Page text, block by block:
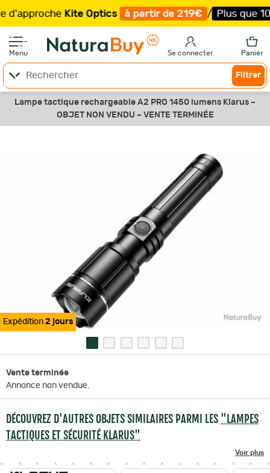
Kite Optics à partir de 219€ / Plus que 100
Menu Se connecter Panier
Filtrer
Lampe tactique rechargeable A2 PRO 1450 lumens Klarus –
OBJET NON VENDU – VENTE TERMINÉE
Expédition 2 jours
Vente terminée
Annonce non vendue.
DÉCOUVREZ D'AUTRES OBJETS SIMILAIRES PARMI LES "LAMPES
TACTIQUES ET SÉCURITÉ KLARUS"
Voir plus